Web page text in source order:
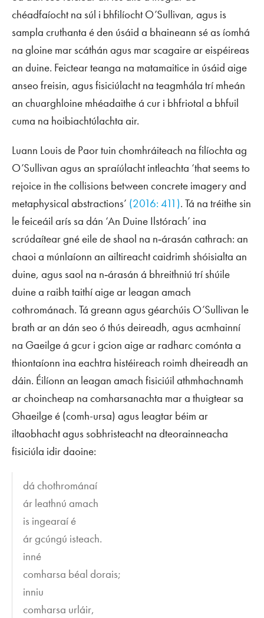
chéadfaíocht na súl i bhfilíocht O’Sullivan, agus is
sampla cruthanta é den úsáid a bhaineann sé as íomhá
na gloine mar scáthán agus mar scagaire ar eispéireas
an duine. Feictear teanga na matamaitice in úsáid aige
anseo freisin, agus fisiciúlacht na teagmhála trí mheán
an chuarghloine mhéadaithe á cur i bhfriotal a bhfuil
cuma na hoibiachtúlachta air.
Luann Louis de Paor tuin chomhráiteach na filíochta ag
O’Sullivan agus an spraíúlacht intleachta ‘that seems to
rejoice in the collisions between concrete imagery and
metaphysical abstractions’ (2016: 411). Tá na tréithe sin
le feiceáil arís sa dán ‘An Duine Ilstórach’ ina
scrúdaítear gné eile de shaol na n‑árasán cathrach: an
chaoi a múnlaíonn an ailtireacht caidrimh shóisialta an
duine, agus saol na n‑árasán á bhreithniú trí shúile
duine a raibh taithí aige ar leagan amach
cothrománach. Tá greann agus géarchúis O’Sullivan le
brath ar an dán seo ó thús deireadh, agus acmhainní
na Gaeilge á gcur i gcion aige ar radharc comónta a
thiontaíonn ina eachtra histéireach roimh dheireadh an
dáin. Éilíonn an leagan amach fisiciúil athmhachnamh
ar choincheap na comharsanachta mar a thuigtear sa
Ghaeilge é (comh-ursa) agus leagtar béim ar
iltaobhacht agus sobhristeacht na dteorainneacha
fisiciúla idir daoine:
dá chothrománaí
ár leathnú amach
is ingearaí é
ár gcúngú isteach.
inné
comharsa béal dorais;
inniu
comharsa urláir,